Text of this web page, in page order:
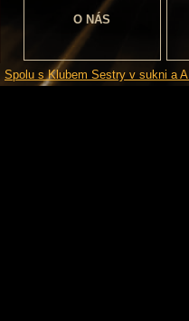
O NÁS
Spolu s Klubem Sestry v sukni a